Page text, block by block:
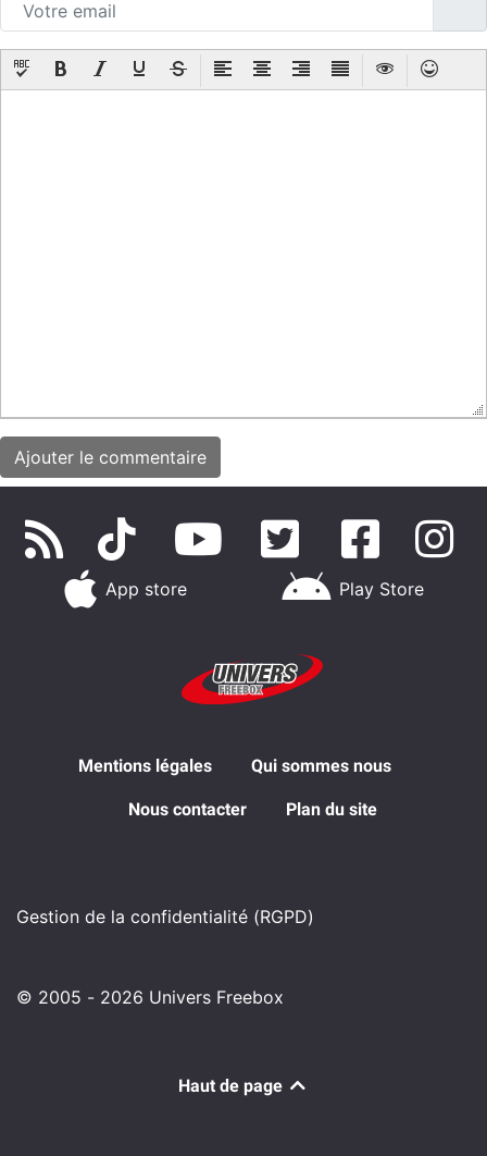
App store Play Store
Mentions légales Qui sommes nous
Nous contacter Plan du site
Gestion de la confidentialité (RGPD)
© 2005 - 2026 Univers Freebox
Haut de page